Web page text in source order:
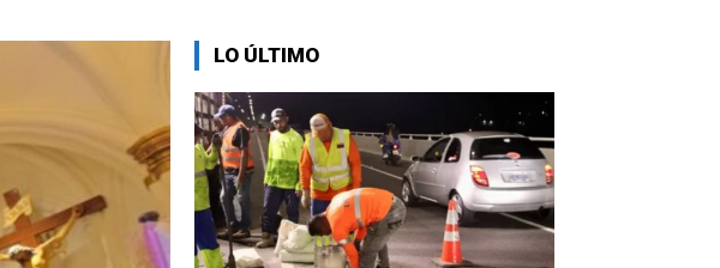
LO ÚLTIMO